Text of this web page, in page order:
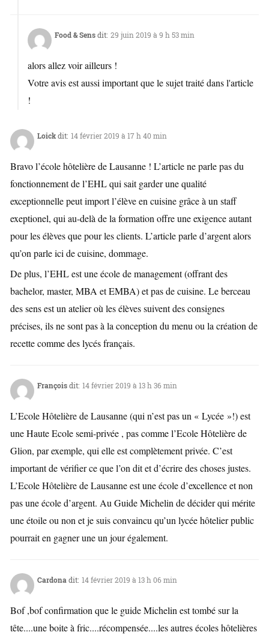
Food & Sens dit: 29 juin 2019 à 9 h 53 min
alors allez voir ailleurs !
Votre avis est aussi important que le sujet traité dans l'article
!
Loickdit: 14 février 2019 à 17 h 40 min
Bravo l’école hôtelière de Lausanne ! L’article ne parle pas du
fonctionnement de l’EHL qui sait garder une qualité
exceptionnelle peut import l’élève en cuisine grâce à un staff
exeptionel, qui au-delà de la formation offre une exigence autant
pour les élèves que pour les clients. L’article parle d’argent alors
qu’on parle ici de cuisine, dommage.
De plus, l’EHL est une école de management (offrant des
bachelor, master, MBA et EMBA) et pas de cuisine. Le berceau
des sens est un atelier où les élèves suivent des consignes
précises, ils ne sont pas à la conception du menu ou la création de
recette comme des lycés français.
Françoisdit: 14 février 2019 à 13 h 36 min
L’Ecole Hôtelière de Lausanne (qui n’est pas un « Lycée »!) est
une Haute Ecole semi-privée , pas comme l’Ecole Hôtelière de
Glion, par exemple, qui elle est complètement privée. C’est
important de vérifier ce que l’on dit et d’écrire des choses justes.
L’Ecole Hôtelière de Lausanne est une école d’excellence et non
pas une école d’argent. Au Guide Michelin de décider qui mérite
une étoile ou non et je suis convaincu qu’un lycée hôtelier public
pourrait en gagner une un jour également.
Cardonadit: 14 février 2019 à 13 h 06 min
Bof ,bof confirmation que le guide Michelin est tombé sur la
tête....une boite à fric....récompensée....les autres écoles hôtelières